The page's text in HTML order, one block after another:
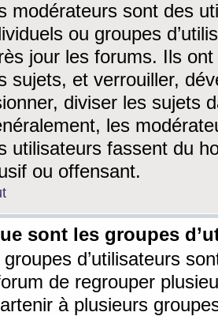
modérateurs sont des
ou groupes
jour les forums. Ils ont
sujets, et verrouiller,
diviser les sujets
les
utilisateurs fassent du
ou offensant.
sont les groupes
groupes d’utilisateurs
de regrouper
à plusieurs